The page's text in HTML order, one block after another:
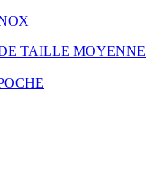
TAILLE MOYENNE